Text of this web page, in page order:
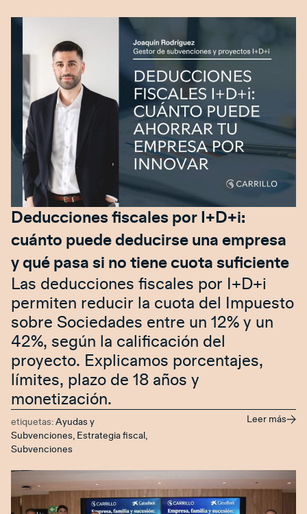
Deducciones fiscales por I+D+i:
cuánto puede deducirse una empresa
y qué pasa si no tiene cuota suficiente
Las deducciones fiscales por I+D+i
permiten reducir la cuota del Impuesto
sobre Sociedades entre un 12% y un
42%, según la calificación del
proyecto. Explicamos porcentajes,
límites, plazo de 18 años y
monetización.
etiquetas: Ayudas y
Subvenciones Estrategia fiscal
Subvenciones
Leer más